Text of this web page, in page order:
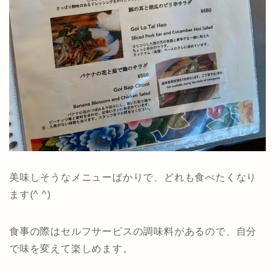
美味しそうなメニューばかりで、どれも食べたくなり
ます(^ ^)
食事の際はセルフサービスの調味料があるので、自分
で味を変えて楽しめます。